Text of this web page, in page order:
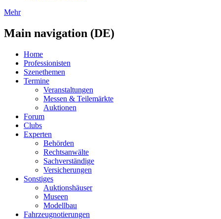
Mehr
Main navigation (DE)
Home
Professionisten
Szenethemen
Termine
Veranstaltungen
Messen & Teilemärkte
Auktionen
Forum
Clubs
Experten
Behörden
Rechtsanwälte
Sachverständige
Versicherungen
Sonstiges
Auktionshäuser
Museen
Modellbau
Fahrzeugnotierungen